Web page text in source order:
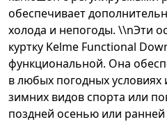
обеспечивает
холода и непогоды. \\nЭти
куртку Kelme Functional
функциональной. Она
в любых погодных условиях
зимних видов спорта или
поздней осенью или ранней